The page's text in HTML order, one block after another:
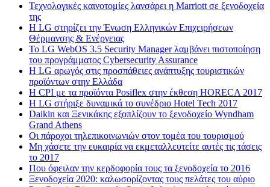
Τεχνολογικές καινοτομίες λανσάρει η Marriott σε ξενοδοχεία
της
H LG στηρίζει την Ένωση Ελληνικών Επιχειρήσεων
Θέρμανσης & Ενέργειας
Το LG WebOS 3.5 Security Manager λαμβάνει πιστοποίηση
του προγράμματος Cybersecurity Assurance
Η LG αρωγός στις προσπάθειες ανάπτυξης τουριστικών
προϊόντων στην Ελλάδα
Η CPI με τα προϊόντα Posiflex στην έκθεση HORECA 2017
H LG στήριξε δυναμικά το συνέδριο Hotel Tech 2017
Daikin και Ξενικάκης εξοπλίζουν το ξενοδοχείο Wyndham
Grand Athens
Οι πάροχοι τηλεπικοινωνιών στον τομέα του τουρισμού
Μη χάσετε την ευκαιρία να εκμεταλλευτείτε αυτές τις τάσεις
το 2017
Που όφειλαν την κερδοφορία τους τα ξενοδοχεία το 2016
Ξενοδοχεία 2020: καλωσορίζοντας τους πελάτες του αύριο